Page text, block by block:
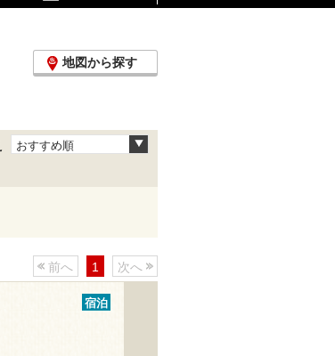
地図から探す
おすすめ順
前へ 1 次へ
宿泊